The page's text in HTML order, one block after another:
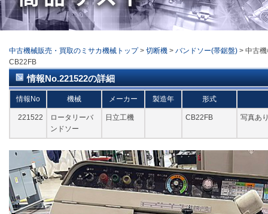
中古機械販売・買取のミサカ機械トップ > 切断機 > バンドソー(帯鋸盤) > 中古
CB22FB
情報No.221522の詳細
情報No 機械 メーカー 製造年 形式
221522
ロータリーバ
ンドソー
日立工機 CB22FB 写真あ